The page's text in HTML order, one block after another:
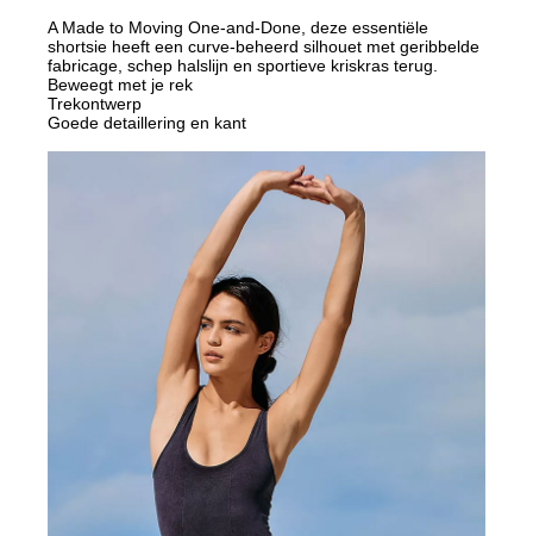
A Made to Moving One-and-Done, deze essentiële
shortsie heeft een curve-beheerd silhouet met geribbelde
fabricage, schep halslijn en sportieve kriskras terug.
Beweegt met je rek
Trekontwerp
Goede detaillering en kant